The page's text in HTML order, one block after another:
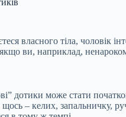
власного тіла, чоловік
ви, наприклад,
дотики може стати
– келих, запальничку,